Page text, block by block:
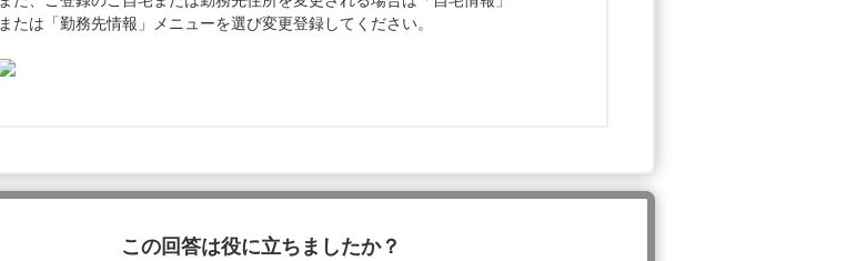
または「勤務先情報」メニューを選び変更登録してください。
この回答は役に立ちましたか？